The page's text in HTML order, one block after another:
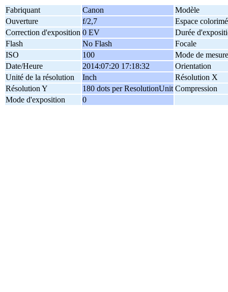
Fabriquant Canon
Modèle
Ouverture
f/2,7
Espace
Correction d'exposition 0 EV
Durée
Flash
No Flash
Focale
ISO
100
Mode de mesure
Date/Heure
2014:07:20 17:18:32
Orientation
Unité de la résolution
Inch
Résolution X
Résolution Y
180 dots per ResolutionUnit Compression
Mode d'exposition
0